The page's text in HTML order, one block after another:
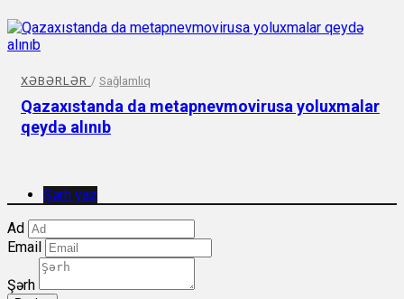
XƏBƏRLƏR / Sağlamlıq
Qazaxıstanda da metapnevmovirusa yoluxmalar
qeydə alınıb
Şərh yaz
Ad
Email
Şərh